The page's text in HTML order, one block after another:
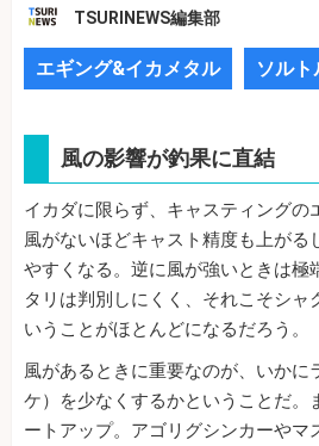
TSURINEWS編集部
エギング&イカメタル ソルト
風の影響が釣果に直結
イカダに限らず、キャスティングの
風がないほどキャスト精度も上がる
やすくなる。逆に風が強いときは極
タリは判別しにくく、それこそシャ
いうことがほとんどになるだろう。
風があるときに重要なのが、いかに
ケ）を少なくするかということだ。
ートアップ。アゴリグシンカーやマ